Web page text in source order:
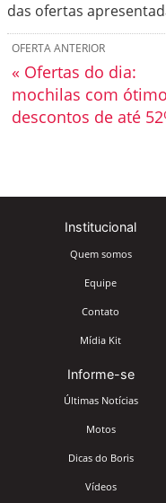
das ofertas
OFERTA ANTERIOR
« Ofertas do dia:
mochilas com
descontos de até
Institucional
Quem somos
Equipe
Contato
Mídia Kit
Informe-se
Últimas Notícias
Motos
Dicas do Boris
Vídeos